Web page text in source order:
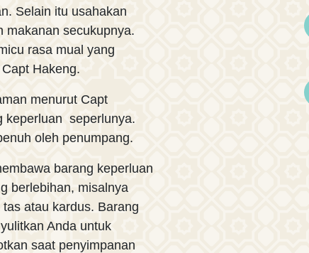
Selain itu usahakan
makanan secukupnya.
rasa mual yang
Hakeng.
menurut Capt
keperluan seperlunya.
oleh penumpang.
barang keperluan
berlebihan, misalnya
atau kardus. Barang
Anda untuk
saat penyimpanan